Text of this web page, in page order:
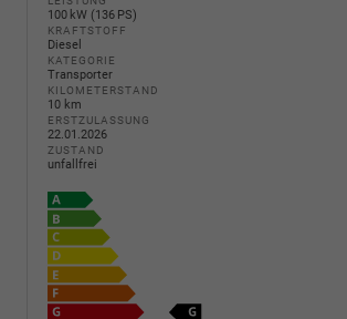
100 kW (136 PS)
KRAFTSTOFF
Diesel
KATEGORIE
Transporter
KILOMETERSTAND
10 km
ERSTZULASSUNG
22.01.2026
ZUSTAND
unfallfrei